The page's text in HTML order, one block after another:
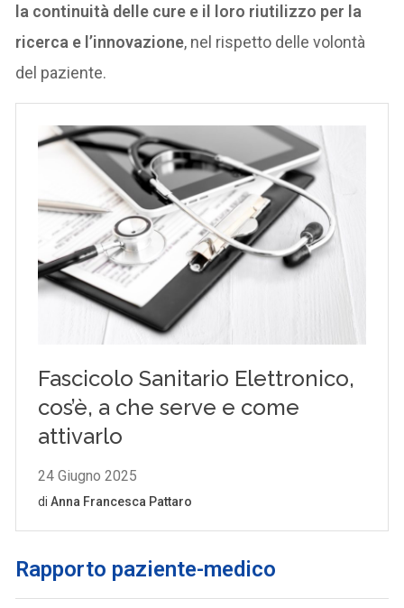
la continuità delle cure e il loro riutilizzo per la
ricerca e l’innovazione, nel rispetto delle volontà
del paziente.
Rapporto paziente-medico